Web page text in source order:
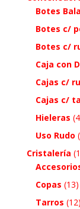
Botes
Botes c/
Botes c/
Caja con
Cajas c/
Cajas c/
Hieleras
Uso Rudo
Cristalería
Copas (13)
Tarros (12)